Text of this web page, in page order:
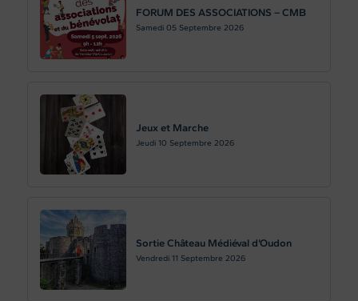
FORUM DES ASSOCIATIONS – CMB
Samedi 05 Septembre 2026
Jeux et Marche
Jeudi 10 Septembre 2026
Sortie Château Médiéval d’Oudon
Vendredi 11 Septembre 2026